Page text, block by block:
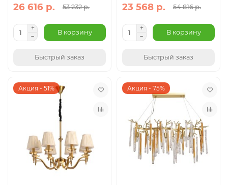
26 616 р. 53 232 р.
В корзину
Быстрый заказ
23 568 р. 54 816 р.
В корзину
Быстрый заказ
Акция - 51% Акция - 75%